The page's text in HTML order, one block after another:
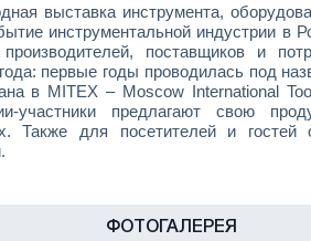
выставка инструмента,
инструментальной индустрии в
поставщиков и
первые годы проводилась под
в MITEX – Moscow International
участники предлагают свою
Также для посетителей и гостей
ФОТОГАЛЕРЕЯ